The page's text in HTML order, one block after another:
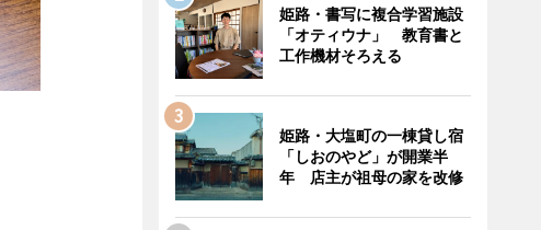
姫路・書写に複合学習施設
「オティウナ」 教育書と
工作機材そろえる
姫路・大塩町の一棟貸し宿
「しおのやど」が開業半
年 店主が祖母の家を改修